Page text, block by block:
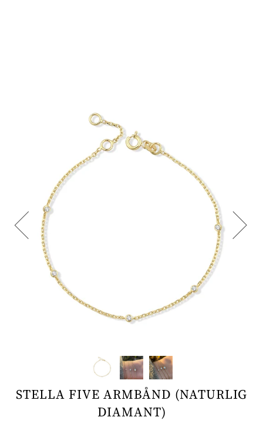
STELLA FIVE ARMBÅND (NATURLIG
DIAMANT)